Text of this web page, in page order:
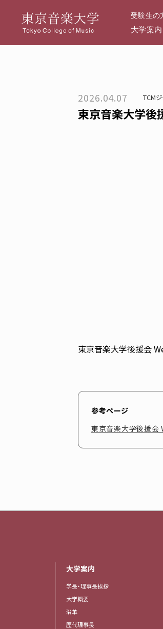
受験生の
大学案内
2026.04.07 TCM
東京音楽大学後
東京音楽大学後援会
参考ページ
東京音楽大学後援会
大学案内
学長・理事長挨拶
大学概要
沿革
歴代理事長